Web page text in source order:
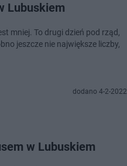
Lubuskiem
mniej. To drugi dzień pod rząd,
jeszcze nie największe liczby,
dodano 4-2-2022
w Lubuskiem